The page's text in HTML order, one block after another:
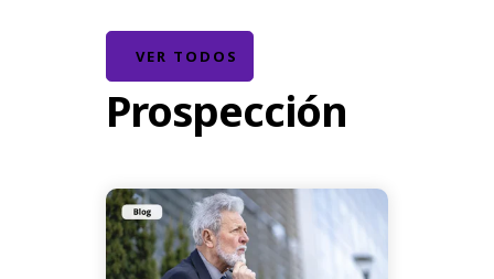
VER TODOS
Prospección